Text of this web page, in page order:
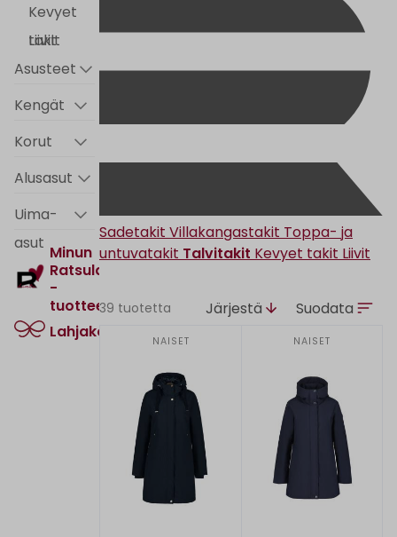
Kevyet
takit
Liivit
Asusteet
Kengät
Korut
Alusasut
Uima-
asut Minun
Ratsula
-
tuotteet
Lahjakortti
Sadetakit Villakangastakit Toppa- ja
untuvatakit Talvitakit Kevyet takit Liivit
39 tuotetta Järjestä Suodata
NAISET NAISET